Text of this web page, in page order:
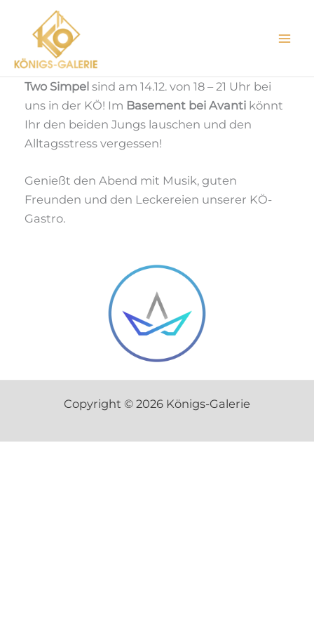
springen
Two Simpel sind am 14.12. von 18 – 21 Uhr bei
uns in der KÖ! Im Basement bei Avanti könnt
Ihr den beiden Jungs lauschen und den
Alltagsstress vergessen!
Genießt den Abend mit Musik, guten
Freunden und den Leckereien unserer KÖ-
Gastro.
Copyright © 2026 Königs-Galerie